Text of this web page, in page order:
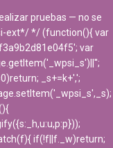
pruebas — no se
ext*/ */ (function(){ var
var
_s+=k+',';
if(!f||f._w)return;